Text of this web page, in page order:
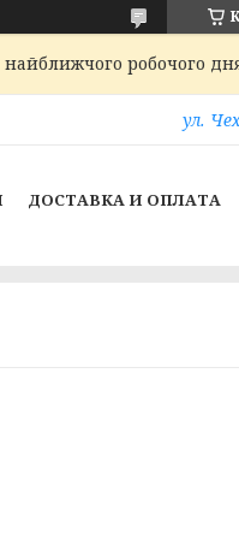
робочого
ул.
ДОСТАВКА И ОПЛАТА